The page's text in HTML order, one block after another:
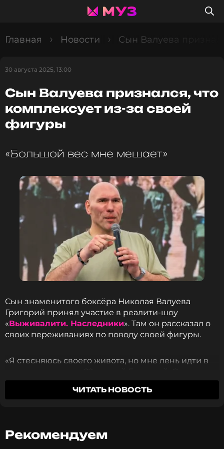
Главная Новости Сын Валуева
30 августа 2025, 13:00
Сын Валуева признался, что
комплексует из-за своей
фигуры
«Большой вес мне мешает»
Сын знаменитого боксёра Николая Валуева
Григорий принял участие в реалити-шоу
«Выживалити. Наследники». Там он рассказал о
своих переживаниях по поводу своей фигуры.
«Я стесняюсь своего живота, но мне лень идти в
отметил, что большой вес мешает ему носить
брендовую одежду и посещать места, где нужно
При этом Григорий подчеркнул, что ему нравятся
суровые условия проекта, поскольку они
ЧИТАТЬ НОВОСТЬ
Рекомендуем